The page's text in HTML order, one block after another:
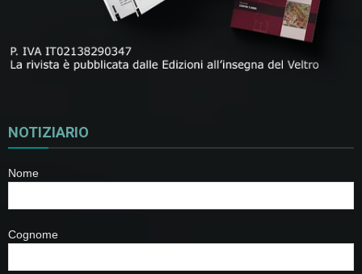
NOTIZIARIO
Nome
Cognome